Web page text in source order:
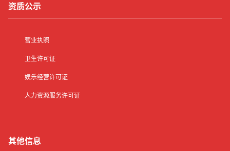
资质公示
营业执照
卫生许可证
娱乐经营许可证
人力资源服务许可证
其他信息